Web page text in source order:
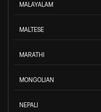
MALAYALAM
MALTESE
MARATHI
MONGOLIAN
NEPALI